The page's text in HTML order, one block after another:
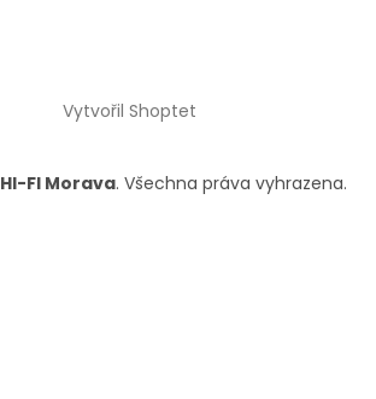
Vytvořil Shoptet
HI-FI Morava. Všechna práva vyhrazena.